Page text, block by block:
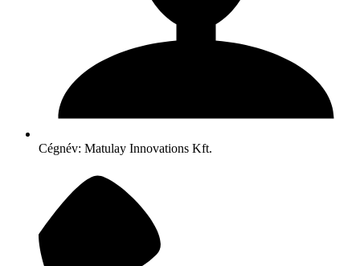
Cégnév: Matulay Innovations Kft.